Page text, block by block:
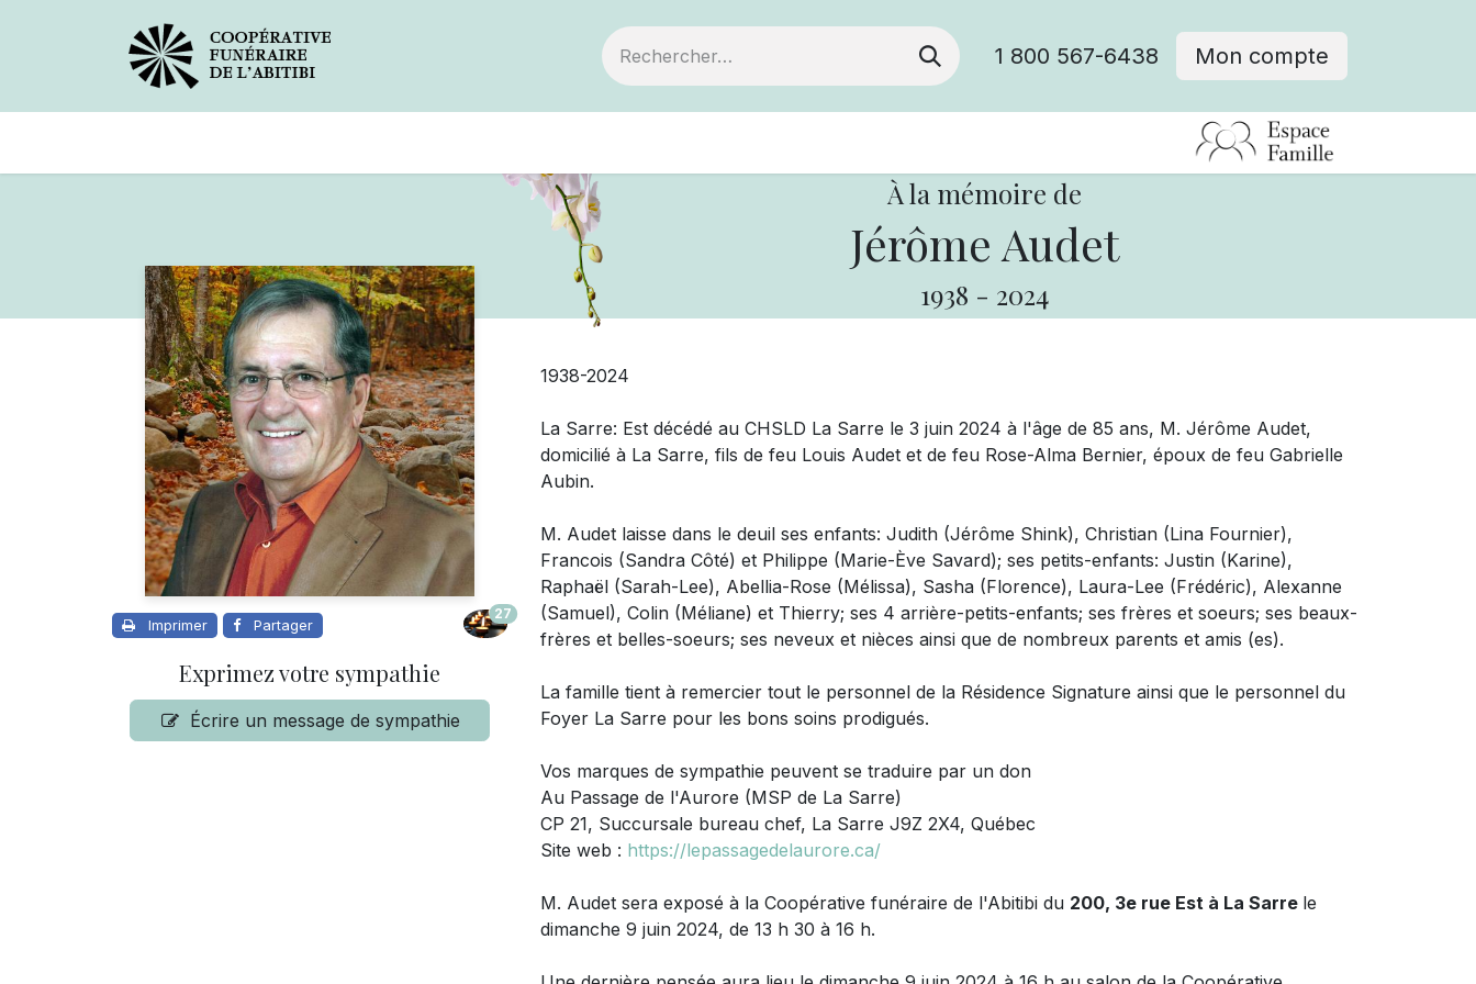
1 800 567-6438 Mon compte
À la mémoire de
Jérôme Audet
1938 - 2024
Imprimer Partager
27
Exprimez votre sympathie
Écrire un message de sympathie
1938-2024
La Sarre: Est décédé au CHSLD La Sarre le 3 juin 2024 à l'âge de 85 ans, M. Jérôme Audet,
domicilié à La Sarre, fils de feu Louis Audet et de feu Rose-Alma Bernier, époux de feu Gabrielle
Aubin.
M. Audet laisse dans le deuil ses enfants: Judith (Jérôme Shink), Christian (Lina Fournier),
Francois (Sandra Côté) et Philippe (Marie-Ève Savard); ses petits-enfants: Justin (Karine),
Raphaël (Sarah-Lee), Abellia-Rose (Mélissa), Sasha (Florence), Laura-Lee (Frédéric), Alexanne
(Samuel), Colin (Méliane) et Thierry; ses 4 arrière-petits-enfants; ses frères et soeurs; ses beaux-
frères et belles-soeurs; ses neveux et nièces ainsi que de nombreux parents et amis (es).
La famille tient à remercier tout le personnel de la Résidence Signature ainsi que le personnel du
Foyer La Sarre pour les bons soins prodigués.
Vos marques de sympathie peuvent se traduire par un don
Au Passage de l'Aurore (MSP de La Sarre)
CP 21, Succursale bureau chef, La Sarre J9Z 2X4, Québec
Site web : https://lepassagedelaurore.ca/
M. Audet sera exposé à la Coopérative funéraire de l'Abitibi du 200, 3e rue Est à La Sarre le
dimanche 9 juin 2024, de 13 h 30 à 16 h.